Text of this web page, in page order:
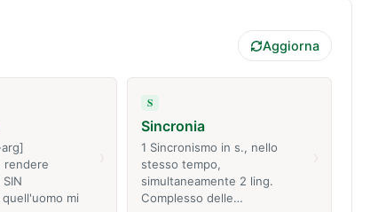
Aggiorna
rendere
mi
S
Sincronia
1 Sincronismo in s., nello
stesso tempo,
simultaneamente 2 ling.
Complesso delle…